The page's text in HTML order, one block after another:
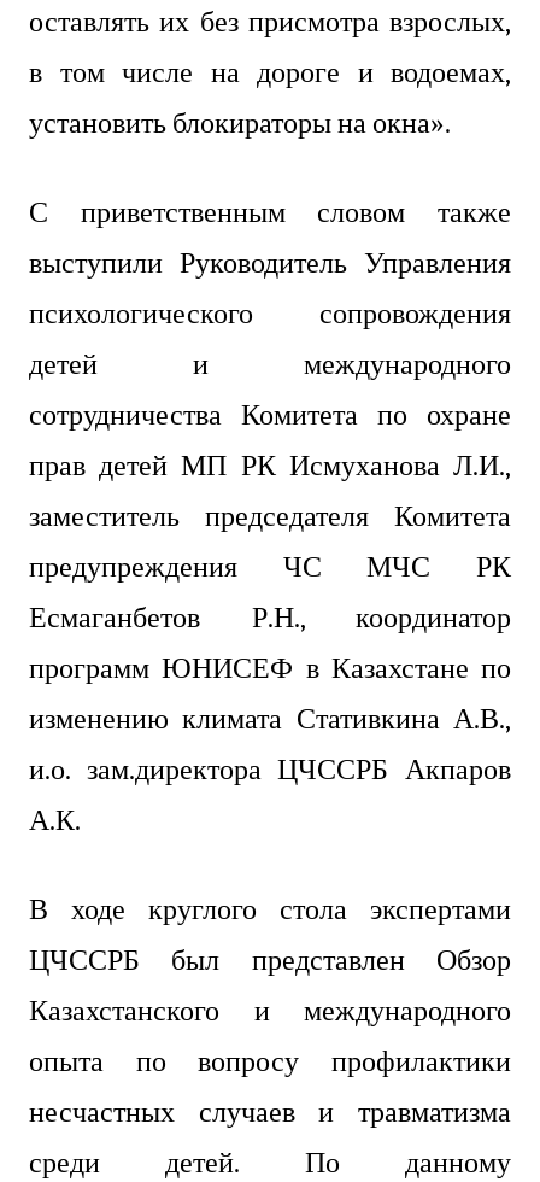
оставлять их без присмотра взрослых,
в том числе на дороге и водоемах,
установить блокираторы на окна».
С приветственным словом также
выступили Руководитель Управления
психологического сопровождения
детей и международного
сотрудничества Комитета по охране
прав детей МП РК Исмуханова Л.И.,
заместитель председателя Комитета
предупреждения ЧС МЧС РК
Есмаганбетов Р.Н., координатор
программ ЮНИСЕФ в Казахстане по
изменению климата Стативкина А.В.,
и.о. зам.директора ЦЧССРБ Акпаров
А.К.
В ходе круглого стола экспертами
ЦЧССРБ был представлен Обзор
Казахстанского и международного
опыта по вопросу профилактики
несчастных случаев и травматизма
среди детей. По данному